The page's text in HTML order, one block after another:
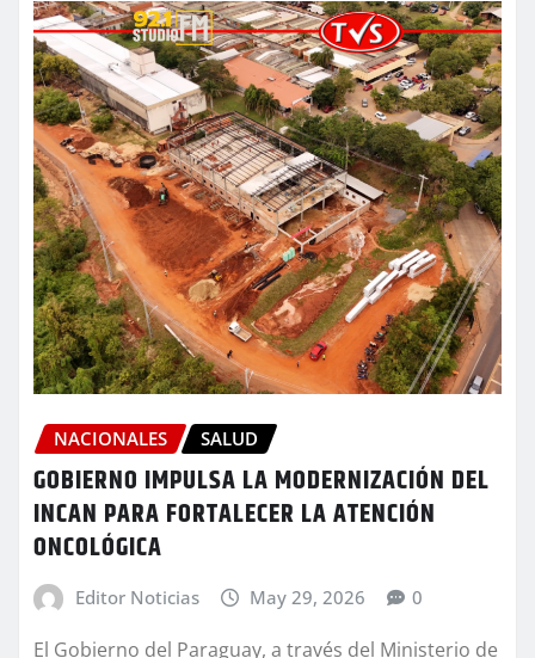
NACIONALES SALUD
GOBIERNO IMPULSA LA MODERNIZACIÓN DEL
INCAN PARA FORTALECER LA ATENCIÓN
ONCOLÓGICA
Editor Noticias May 29, 2026 0
El Gobierno del Paraguay, a través del Ministerio de